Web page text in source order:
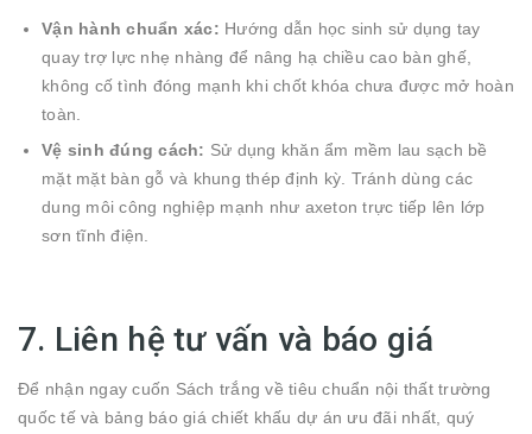
Vận hành chuẩn xác: Hướng dẫn học sinh sử dụng tay
quay trợ lực nhẹ nhàng để nâng hạ chiều cao bàn ghế,
không cố tình đóng mạnh khi chốt khóa chưa được mở hoàn
toàn.
Vệ sinh đúng cách: Sử dụng khăn ẩm mềm lau sạch bề
mặt mặt bàn gỗ và khung thép định kỳ. Tránh dùng các
dung môi công nghiệp mạnh như axeton trực tiếp lên lớp
sơn tĩnh điện.
7. Liên hệ tư vấn và báo giá
Để nhận ngay cuốn Sách trắng về tiêu chuẩn nội thất trường
quốc tế và bảng báo giá chiết khấu dự án ưu đãi nhất, quý